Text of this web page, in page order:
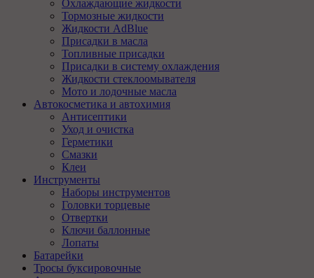
Охлаждающие жидкости
Тормозные жидкости
Жидкости AdBlue
Присадки в масла
Топливные присадки
Присадки в систему охлаждения
Жидкости стеклоомывателя
Мото и лодочные масла
Автокосметика и автохимия
Антисептики
Уход и очистка
Герметики
Смазки
Клеи
Инструменты
Наборы инструментов
Головки торцевые
Отвертки
Ключи баллонные
Лопаты
Батарейки
Тросы буксировочные